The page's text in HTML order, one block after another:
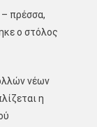
πρέσσα,
ο στόλος
νέων
η